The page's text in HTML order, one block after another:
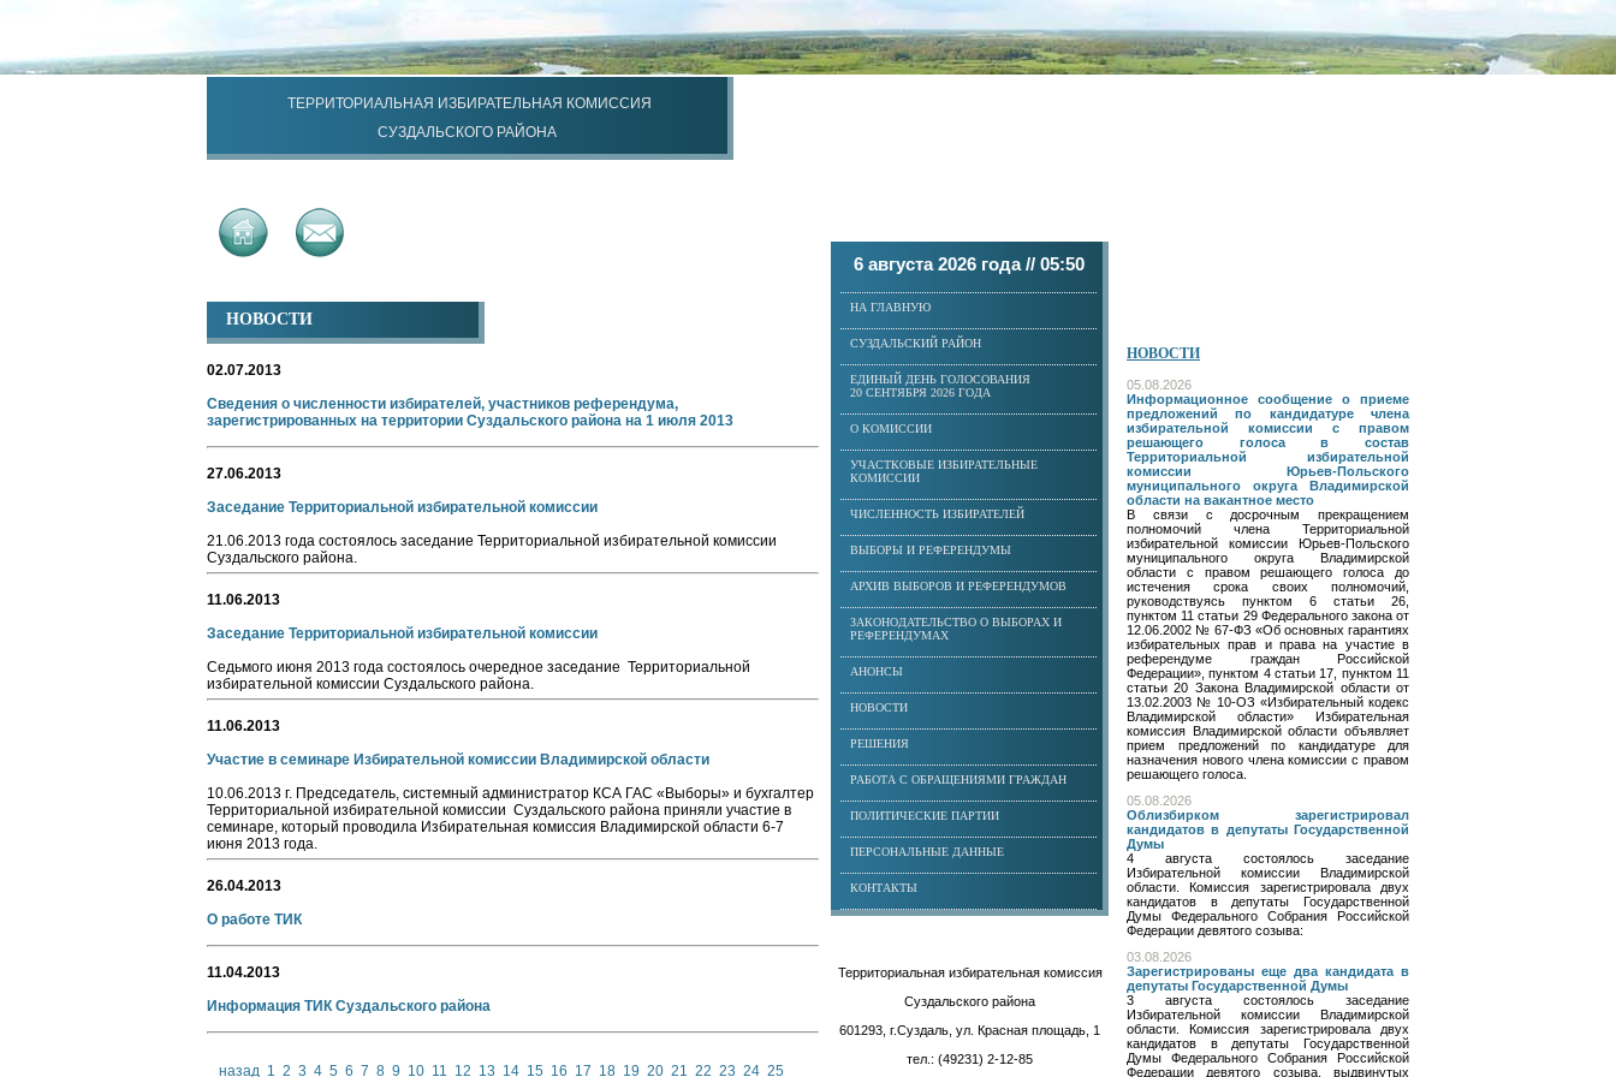
ТЕРРИТОРИАЛЬНАЯ ИЗБИРАТЕЛЬНАЯ КОМИССИЯ
СУЗДАЛЬСКОГО РАЙОНА
НОВОСТИ
02.07.2013
Сведения о численности избирателей, участников референдума,
зарегистрированных на территории Суздальского района на 1 июля 2013
27.06.2013
Заседание Территориальной избирательной комиссии
21.06.2013 года состоялось заседание Территориальной избирательной комиссии
Суздальского района.
11.06.2013
Заседание Территориальной избирательной комиссии
Седьмого июня 2013 года состоялось очередное заседание Территориальной
избирательной комиссии Суздальского района.
11.06.2013
Участие в семинаре Избирательной комиссии Владимирской области
10.06.2013 г. Председатель, системный администратор КСА ГАС «Выборы» и бухгалтер
Территориальной избирательной комиссии Суздальского района приняли участие в
семинаре, который проводила Избирательная комиссия Владимирской области 6-7
июня 2013 года.
26.04.2013
О работе ТИК
11.04.2013
Информация ТИК Суздальского района
назад 1 2 3 4 5 6 7 8 9 10 11 12 13 14 15 16 17 18 19 20 21 22 23 24 25
6 августа 2026 года // 05:50
НА ГЛАВНУЮ
СУЗДАЛЬСКИЙ РАЙОН
ЕДИНЫЙ ДЕНЬ ГОЛОСОВАНИЯ
20 СЕНТЯБРЯ 2026 ГОДА
О КОМИССИИ
УЧАСТКОВЫЕ ИЗБИРАТЕЛЬНЫЕ
КОМИССИИ
ЧИСЛЕННОСТЬ ИЗБИРАТЕЛЕЙ
ВЫБОРЫ И РЕФЕРЕНДУМЫ
АРХИВ ВЫБОРОВ И РЕФЕРЕНДУМОВ
ЗАКОНОДАТЕЛЬСТВО О ВЫБОРАХ И
РЕФЕРЕНДУМАХ
АНОНСЫ
НОВОСТИ
РЕШЕНИЯ
РАБОТА С ОБРАЩЕНИЯМИ ГРАЖДАН
ПОЛИТИЧЕСКИЕ ПАРТИИ
ПЕРСОНАЛЬНЫЕ ДАННЫЕ
КОНТАКТЫ
Территориальная избирательная комиссия
Суздальского района
601293, г.Суздаль, ул. Красная площадь, 1
тел.: (49231) 2-12-85
НОВОСТИ
05.08.2026
Информационное сообщение о приеме
предложений по кандидатуре члена
избирательной комиссии с правом
решающего голоса в состав
Территориальной избирательной
комиссии Юрьев-Польского
муниципального округа Владимирской
области на вакантное место
В связи с досрочным прекращением
полномочий члена Территориальной
избирательной комиссии Юрьев-Польского
муниципального округа Владимирской
области с правом решающего голоса до
истечения срока своих полномочий,
руководствуясь пунктом 6 статьи 26,
пунктом 11 статьи 29 Федерального закона от
12.06.2002 № 67-ФЗ «Об основных гарантиях
избирательных прав и права на участие в
референдуме граждан Российской
Федерации», пунктом 4 статьи 17, пунктом 11
статьи 20 Закона Владимирской области от
13.02.2003 № 10-ОЗ «Избирательный кодекс
Владимирской области» Избирательная
комиссия Владимирской области объявляет
прием предложений по кандидатуре для
назначения нового члена комиссии с правом
решающего голоса.
05.08.2026
Облизбирком зарегистрировал
кандидатов в депутаты Государственной
Думы
4 августа состоялось заседание
Избирательной комиссии Владимирской
области. Комиссия зарегистрировала двух
кандидатов в депутаты Государственной
Думы Федерального Собрания Российской
Федерации девятого созыва:
03.08.2026
Зарегистрированы еще два кандидата в
депутаты Государственной Думы
3 августа состоялось заседание
Избирательной комиссии Владимирской
области. Комиссия зарегистрировала двух
кандидатов в депутаты Государственной
Думы Федерального Собрания Российской
Федерации девятого созыва, выдвинутых